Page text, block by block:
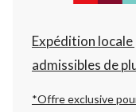
Expédition
admissibles de
*Offre exclusive